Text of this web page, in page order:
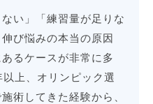
い」「練習量が足りな
び悩みの本当の原因
るケースが非常に多
上、オリンピック選
術してきた経験から、